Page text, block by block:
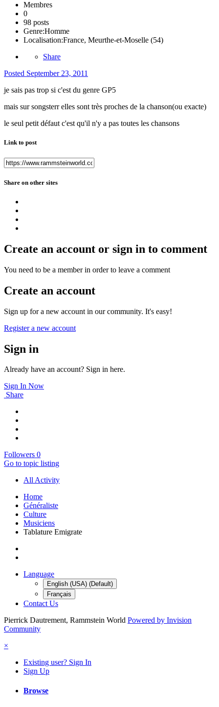
Membres
0
98 posts
Genre:Homme
Localisation:France, Meurthe-et-Moselle (54)
Share
Posted September 23, 2011
je sais pas trop si c'est du genre GP5
mais sur songsterr elles sont très proches de la chanson(ou exacte)
le seul petit défaut c'est qu'il n'y a pas toutes les chansons
Link to post
Share on other sites
Create an account or sign in to comment
You need to be a member in order to leave a comment
Create an account
Sign up for a new account in our community. It's easy!
Register a new account
Sign in
Already have an account? Sign in here.
Sign In Now
Share
Followers 0
Go to topic listing
All Activity
Home
Généraliste
Culture
Musiciens
Tablature Emigrate
Language
English (USA) (Default)
Français
Contact Us
Pierrick Dautrement, Rammstein World Powered by Invision
Community
×
Existing user? Sign In
Sign Up
Browse